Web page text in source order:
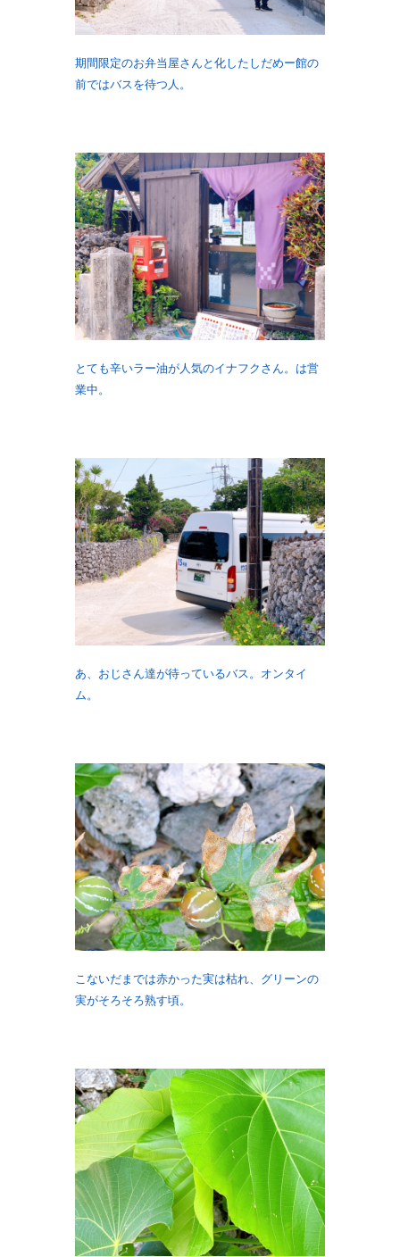
期間限定のお弁当屋さんと化したしだめー館の
前ではバスを待つ人。
とても辛いラー油が人気のイナフクさん。は営
業中。
あ、おじさん達が待っているバス。オンタイ
ム。
こないだまでは赤かった実は枯れ、グリーンの
実がそろそろ熟す頃。